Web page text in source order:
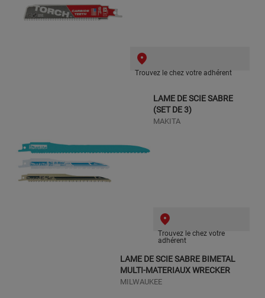
Trouvez le chez votre adhérent
LAME DE SCIE SABRE
(SET DE 3)
MAKITA
Trouvez le chez votre
adhérent
LAME DE SCIE SABRE BIMETAL
MULTI-MATERIAUX WRECKER
MILWAUKEE